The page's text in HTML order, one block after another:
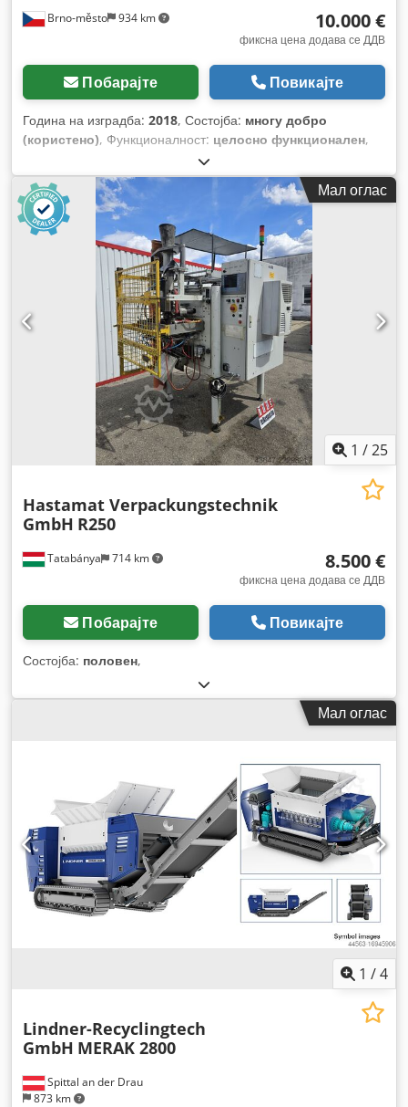
Brno-město 934 km 10.000 €
фиксна цена додава се ДДВ
Побарајте Повикајте
Година на изградба: 2018, Состојба: многу добро
(користено), Функционалност: целосно функционален,
10044/0218
Мал оглас
1 /25
Tatabánya 714 km
Hastamat Verpackungstechnik
GmbH R250
8.500 €
фиксна цена додава се ДДВ
Побарајте Повикајте
Состојба: половен,
Мал оглас
1 /4
Spittal an der Drau
873 km
Lindner-Recyclingtech
GmbH MERAK 2800